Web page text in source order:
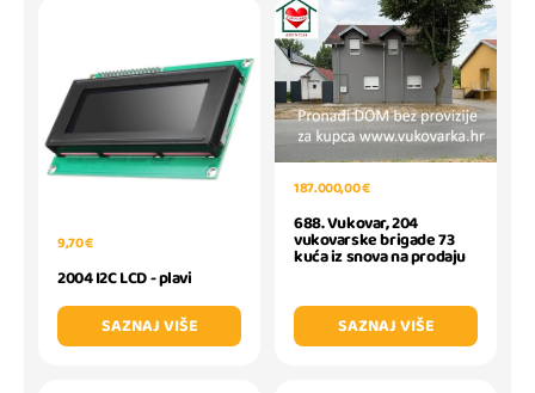
9,70 €
2004 I2C LCD - plavi
SAZNAJ VIŠE
187.000,00 €
688. Vukovar, 204
vukovarske brigade 73
kuća iz snova na prodaju
SAZNAJ VIŠE